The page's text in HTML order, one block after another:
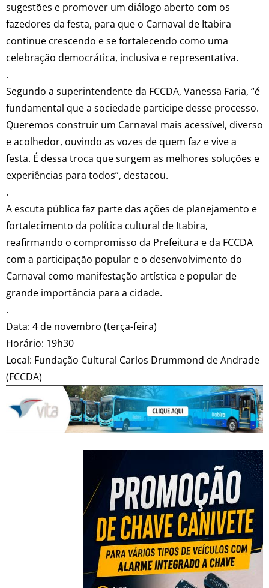
sugestões e promover um diálogo aberto com os
fazedores da festa, para que o Carnaval de Itabira
continue crescendo e se fortalecendo como uma
celebração democrática, inclusiva e representativa.
.
Segundo a superintendente da FCCDA, Vanessa Faria, “é
fundamental que a sociedade participe desse processo.
Queremos construir um Carnaval mais acessível, diverso
e acolhedor, ouvindo as vozes de quem faz e vive a
festa. É dessa troca que surgem as melhores soluções e
experiências para todos”, destacou.
.
A escuta pública faz parte das ações de planejamento e
fortalecimento da política cultural de Itabira,
reafirmando o compromisso da Prefeitura e da FCCDA
com a participação popular e o desenvolvimento do
Carnaval como manifestação artística e popular de
grande importância para a cidade.
.
Data: 4 de novembro (terça-feira)
Horário: 19h30
Local: Fundação Cultural Carlos Drummond de Andrade
(FCCDA)